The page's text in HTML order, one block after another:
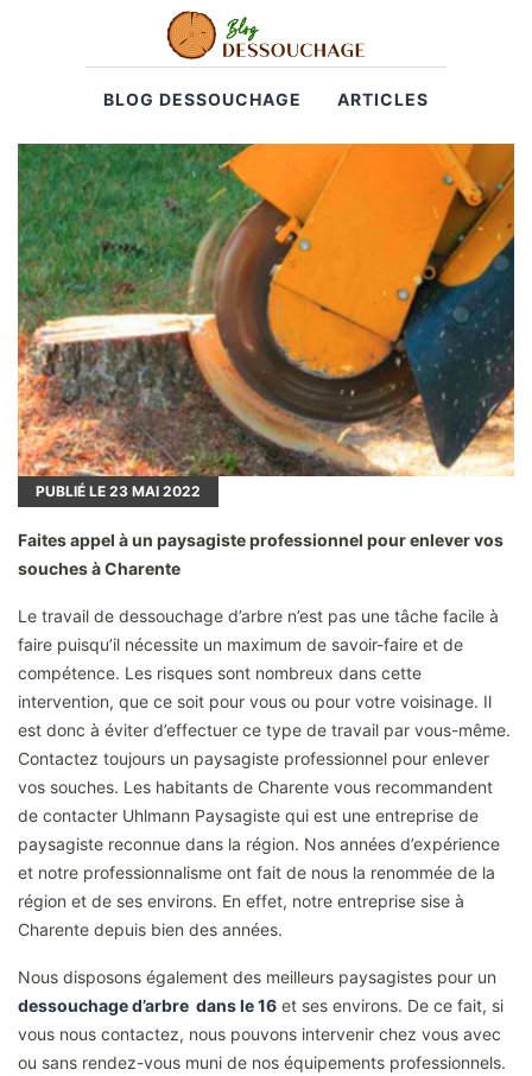
BLOG DESSOUCHAGE ARTICLES
PUBLIÉ LE 23 MAI 2022
Faites appel à un paysagiste professionnel pour enlever vos
souches à Charente
Le travail de dessouchage d’arbre n’est pas une tâche facile à
faire puisqu’il nécessite un maximum de savoir-faire et de
compétence. Les risques sont nombreux dans cette
intervention, que ce soit pour vous ou pour votre voisinage. Il
est donc à éviter d’effectuer ce type de travail par vous-même.
Contactez toujours un paysagiste professionnel pour enlever
vos souches. Les habitants de Charente vous recommandent
de contacter Uhlmann Paysagiste qui est une entreprise de
paysagiste reconnue dans la région. Nos années d’expérience
et notre professionnalisme ont fait de nous la renommée de la
région et de ses environs. En effet, notre entreprise sise à
Charente depuis bien des années.
Nous disposons également des meilleurs paysagistes pour un
dessouchage d’arbre dans le 16 et ses environs. De ce fait, si
vous nous contactez, nous pouvons intervenir chez vous avec
ou sans rendez-vous muni de nos équipements professionnels.